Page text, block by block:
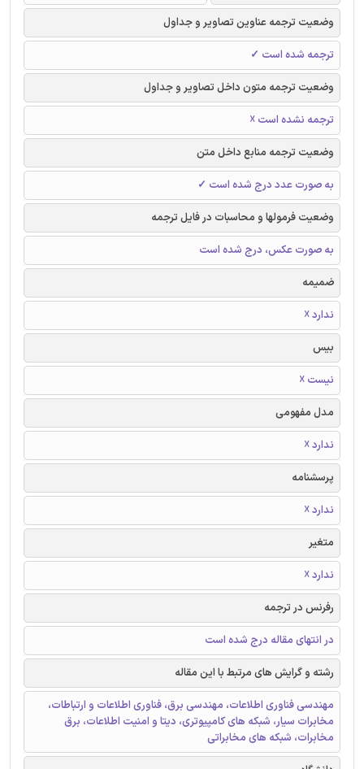
وضعیت ترجمه عناوین تصاویر و جداول
ترجمه شده است ✓
وضعیت ترجمه متون داخل تصاویر و جداول
ترجمه نشده است ☓
وضعیت ترجمه منابع داخل متن
به صورت عدد درج شده است ✓
وضعیت فرمولها و محاسبات در فایل ترجمه
به صورت عکس، درج شده است
ضمیمه
ندارد ☓
بیس
نیست ☓
مدل مفهومی
ندارد ☓
پرسشنامه
ندارد ☓
متغیر
ندارد ☓
رفرنس در ترجمه
در انتهای مقاله درج شده است
رشته و گرایش های مرتبط با این مقاله
مهندسی فناوری اطلاعات، مهندسی برق، فناوری اطلاعات و ارتباطات،
مخابرات سیار، شبکه های کامپیوتری، دیتا و امنیت اطلاعات، برق
مخابرات، شبکه های مخابراتی